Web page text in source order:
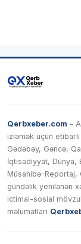
Qerbxeber.com –
izləmək üçün
Gədəbəy, Gəncə,
İqtisadiyyat, Dünya,
Müsahibə-
gündəlik yenilənən
ictimai-sosial
məlumatları